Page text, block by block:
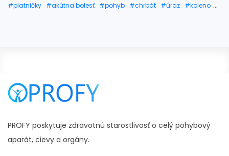
#platničky #akútna bolesť #pohyb #chrbát #úraz #koleno
#zlomená ruka
#zlomená noha
#lámavosť kostí #rednutie kostí
PROFY poskytuje zdravotnú starostlivosť o celý pohybový
aparát, cievy a orgány.